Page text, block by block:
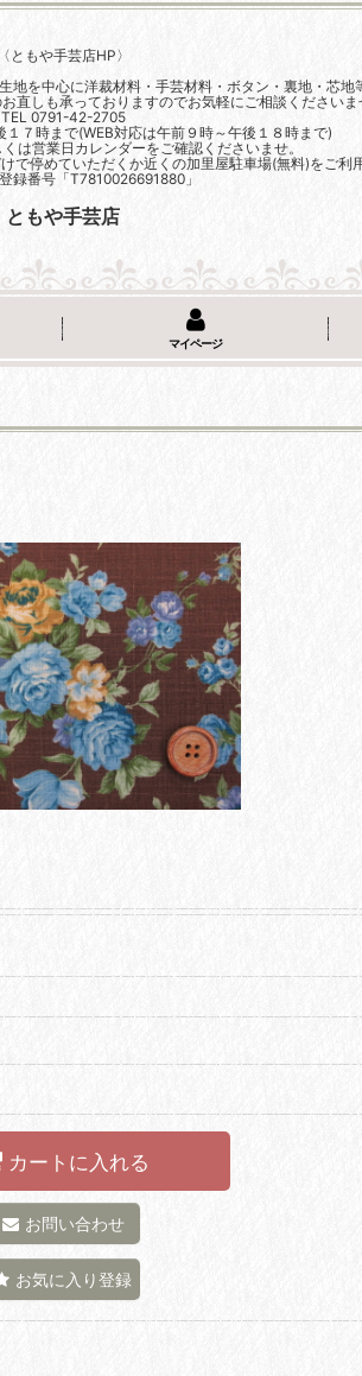
〈ともや手芸店HP〉
を中心に洋裁材料・手芸材料・ボタン・裏地・芯地
直しも承っておりますのでお気軽にご相談くださいま
TEL 0791-42-2705
７時まで(WEB対応は午前９時～午後１８時まで)
は営業日カレンダーをご確認くださいませ。
で停めていただくか近くの加里屋駐車場(無料)をご利
録番号「T7810026691880」
ともや手芸店
マイページ
カートに入れる
お問い合わせ
お気に入り登録